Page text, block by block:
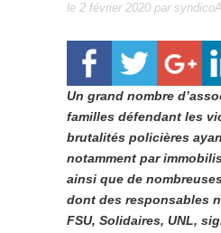
le 2 février 2020 par
Un grand nombre
familles défendant les
brutalités policières
notamment par
ainsi que de
dont des responsables
FSU, Solidaires, UNL,